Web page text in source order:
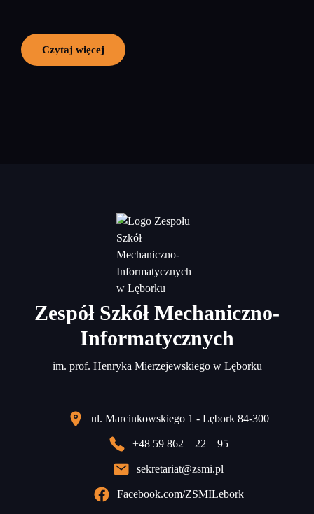
Czytaj więcej
Zespół Szkół Mechaniczno-
Informatycznych
im. prof. Henryka Mierzejewskiego w Lęborku
ul. Marcinkowskiego 1 - Lębork 84-300
+48 59 862 – 22 – 95
sekretariat@zsmi.pl
Facebook.com/ZSMILebork